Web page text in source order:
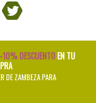
-10% DESCUENTOEN TU
DE ZAMBEZA PARA